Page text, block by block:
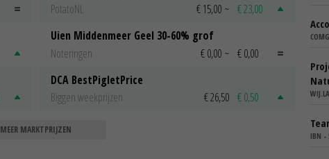
PotatoNL
€ 15,00 ~ € 23,00
Uien Middenmeer Geel 30-60% grof
Noteringen
€ 0,00 ~ € 0,00
DCA BestPigletPrice
Biggen weekprijzen
€ 26,50 € 0,50
MEER MARKTPRIJZEN IBN -